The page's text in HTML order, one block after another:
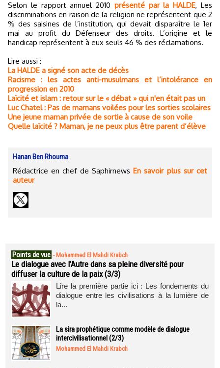
Selon le rapport annuel 2010 présenté par la HALDE, Les
discriminations en raison de la religion ne représentent que 2
% des saisines de l’institution, qui devait disparaître le 1er
mai au profit du Défenseur des droits. L’origine et le
handicap représentent à eux seuls 46 % des réclamations.
Lire aussi :
La HALDE a signé son acte de décès
Racisme : les actes anti-musulmans et l’intolérance en
progression en 2010
Laïcité et islam : retour sur le « débat » qui n'en était pas un
Luc Chatel : Pas de mamans voilées pour les sorties scolaires
Une jeune maman privée de sortie à cause de son voile
Quelle laïcité ? Maman, je ne peux plus être parent d’élève
Hanan Ben Rhouma
Rédactrice en chef de SaphirnewsEn savoir plus sur cet
auteur
Points de vue - Mohammed El Mahdi Krabch
Le dialogue avec l’Autre dans sa pleine diversité pour
diffuser la culture de la paix (3/3)
Lire la première partie ici : Les fondements du
dialogue entre les civilisations à la lumière de
la...
La sira prophétique comme modèle de dialogue
intercivilisationnel (2/3)
Mohammed El Mahdi Krabch